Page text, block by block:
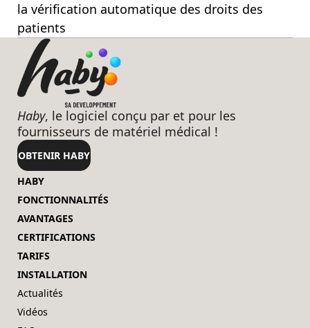
la vérification automatique des droits des
patients
Haby, le logiciel conçu par et pour les
fournisseurs de matériel médical !
OBTENIR HABY
HABY
FONCTIONNALITÉS
AVANTAGES
CERTIFICATIONS
TARIFS
INSTALLATION
Actualités
Vidéos